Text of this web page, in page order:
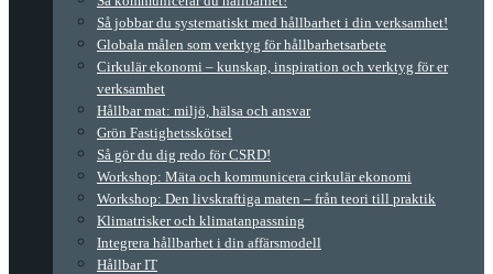
Så jobbar du systematiskt med hållbarhet i din verksamhet!
Globala målen som verktyg för hållbarhetsarbete
Cirkulär ekonomi – kunskap, inspiration och verktyg för er
verksamhet
Hållbar mat: miljö, hälsa och ansvar
Grön Fastighetsskötsel
Så gör du dig redo för CSRD!
Workshop: Mäta och kommunicera cirkulär ekonomi
Workshop: Den livskraftiga maten – från teori till praktik
Klimatrisker och klimatanpassning
Integrera hållbarhet i din affärsmodell
Hållbar IT